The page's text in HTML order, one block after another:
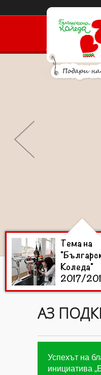
Тема на
Коледа"
2017/
Цели на
Коледа"
АЗ
Успехът на
инициатива